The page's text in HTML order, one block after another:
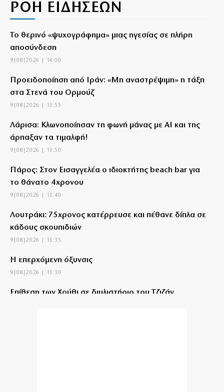
ΡΟΗ ΕΙΔΗΣΕΩΝ
Το θερινό «ψυχογράφημα» μιας ηγεσίας σε πλήρη
αποσύνδεση
9|08|2026 | 14:00
Προειδοποίηση από Ιράν: «Μη αναστρέψιμη» η τάξη
στα Στενά του Ορμούζ
9|08|2026 | 13:55
Λάρισα: Κλωνοποίησαν τη φωνή μάνας με AI και της
άρπαξαν τα τιμαλφή!
9|08|2026 | 13:50
Πάρος: Στον Εισαγγελέα ο ιδιοκτήτης beach bar για
το θάνατο 4χρονου
9|08|2026 | 13:40
Λουτράκι: 75χρονος κατέρρευσε και πέθανε δίπλα σε
κάδους σκουπιδιών
9|08|2026 | 13:35
Η επερχόμενη όξυνσις
9|08|2026 | 13:30
Επίθεση των Χούθι σε διυλιστήριο του Τζιζάν